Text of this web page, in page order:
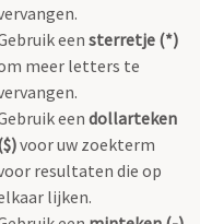
eensterretje (*)
meer letters te
eendollarteken
voor uw zoekterm
resultaten die op
lijken.